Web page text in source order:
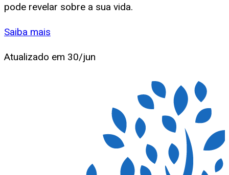
pode revelar sobre a sua vida.
Saiba mais
Atualizado em 30/jun